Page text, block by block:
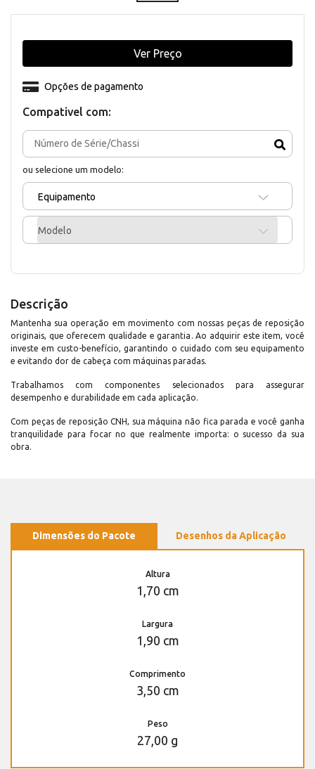
Compativel com:
ou selecione um modelo:
Equipamento
Modelo
Opções de pagamento
Ver Preço
Descrição
Mantenha sua operação em movimento com nossas peças de reposição
originais, que oferecem qualidade e garantia. Ao adquirir este item, você
investe em custo-benefício, garantindo o cuidado com seu equipamento
e evitando dor de cabeça com máquinas paradas.
Trabalhamos com componentes selecionados para assegurar
desempenho e durabilidade em cada aplicação.
Com peças de reposição CNH, sua máquina não fica parada e você ganha
tranquilidade para focar no que realmente importa: o sucesso da sua
obra.
Dimensões do Pacote Desenhos da Aplicação
Altura
1,70 cm
Largura
1,90 cm
Comprimento
3,50 cm
Peso
27,00 g